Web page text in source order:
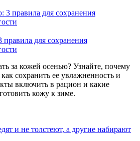
для сохранения
за кожей осенью? Узнайте, почему
сохранить ее увлажненность и
включить в рацион и какие
кожу к зиме.